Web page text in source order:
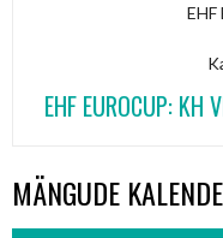
EHF
EHF EUROCUP: KH
MÄNGUDE